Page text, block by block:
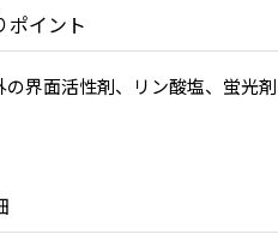
ポイント
界面活性剤、リン酸塩、蛍光